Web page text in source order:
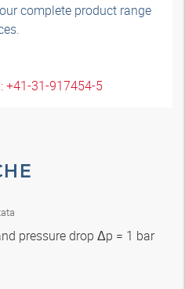
complete product range
+41-31-917454-5
pressure drop Δp = 1 bar